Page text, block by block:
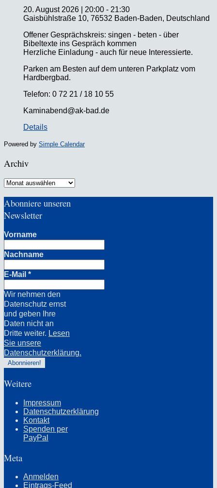
20. August 2026
20:00 - 21:30
Gaisbühlstraße 10, 76532 Baden-Baden, Deutschland
Offener Gesprächskreis: singen - beten - über
Bibeltexte ins Gespräch kommen
Herzliche Einladung - auch für neue Interessierte.
Parken am Besten auf dem unteren Parkplatz vom
Hardbergbad.
Telefon: 0 72 21 / 18 10 55
Kaminabend@ak-bad.de
Details
Powered by Simple Calendar
Archiv
Archiv
Abonniere unseren
Newsletter
Vorname
Nachname
E-Mail *
Wir nehmen den
Datenschutz ernst
und geben Ihre
Daten nicht an
Dritte weiter. Lesen
Sie unsere
Datenschutzerklärung.
Weitere
Impressum
Datenschutzerklärung
Kontakt
Spenden per
PayPal
Meta
Anmelden
Eintrags-Feed